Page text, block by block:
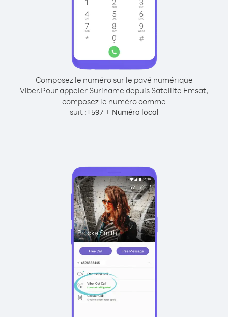
Composez le numéro sur le pavé numérique
Viber.Pour appeler Suriname depuis Satellite Emsat,
composez le numéro comme
suit :+597+ Numéro local